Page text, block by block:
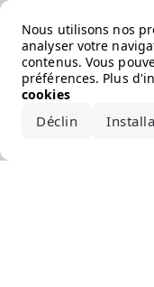
Nous utilisons nos
analyser votre
contenus. Vous
préférences. Plus
cookies
Déclin
Error